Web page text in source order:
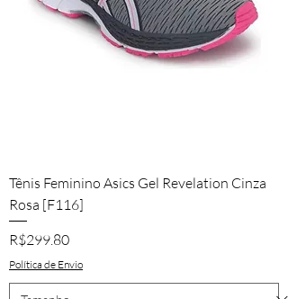
Tênis Feminino Asics Gel Revelation Cinza
Rosa [F116]
Price
R$299.80
Política de Envio